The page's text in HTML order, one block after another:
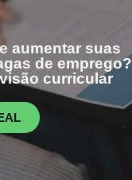
aumentar suas
de emprego?
curricular